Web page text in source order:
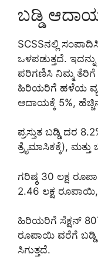
ಬಡ್ಡಿ
SCSSನಲ್ಲಿ
ಒಳಪಡುತ್ತದೆ.
ಪರಿಗಣಿಸಿ ನಿಮ್ಮ ತೆರಿಗೆ
ಹಿರಿಯರಿಗೆ ಹಳೆಯ
ಆದಾಯಕ್ಕೆ 5%,
ಪ್ರಸ್ತುತ ಬಡ್ಡಿ ದರ
ತ್ರೈಮಾಸಿಕಕ್ಕೆ),
ಗರಿಷ್ಠ 30 ಲಕ್ಷ
2.46 ಲಕ್ಷ
ಹಿರಿಯರಿಗೆ ಸೆಕ್ಷನ್
ರೂಪಾಯಿ ವರೆಗೆ
ಸಿಗುತ್ತದೆ.